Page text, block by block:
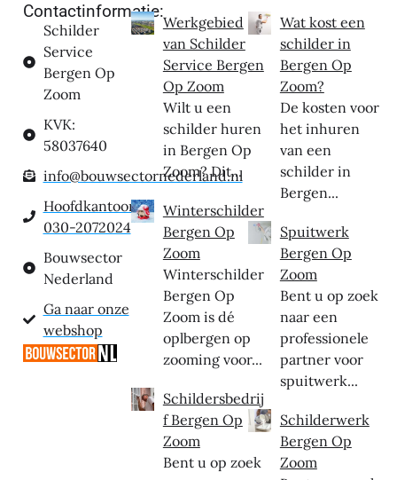
Contactinformatie:
Schilder
Service
Bergen Op
Zoom
KVK:
58037640
info@bouwsectornederland.nl
Hoofdkantoor:
030-2072024
Bouwsector
Nederland
Ga naar onze
webshop
Werkgebied
van Schilder
Service Bergen
Op Zoom
Wilt u een
schilder huren
in Bergen Op
Zoom? Dit...
Winterschilder
Bergen Op
Zoom
Winterschilder
Bergen Op
Zoom is dé
oplbergen op
zooming voor...
Schildersbedrij
f Bergen Op
Zoom
Bent u op zoek
Wat kost een
schilder in
Bergen Op
Zoom?
De kosten voor
het inhuren
van een
schilder in
Bergen...
Spuitwerk
Bergen Op
Zoom
Bent u op zoek
naar een
professionele
partner voor
spuitwerk...
Schilderwerk
Bergen Op
Zoom